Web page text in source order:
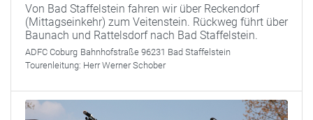
Von Bad Staffelstein fahren wir über Reckendorf
(Mittagseinkehr) zum Veitenstein. Rückweg führt über
Baunach und Rattelsdorf nach Bad Staffelstein.
ADFC Coburg Bahnhofstraße 96231 Bad Staffelstein
Tourenleitung: Herr Werner Schober